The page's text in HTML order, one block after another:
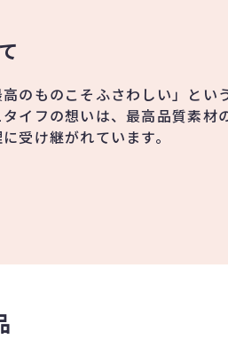
高のものこそふさわしい」とい
イフの想いは、最高品質素材
受け継がれています。